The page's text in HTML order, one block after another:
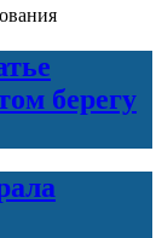
берегу